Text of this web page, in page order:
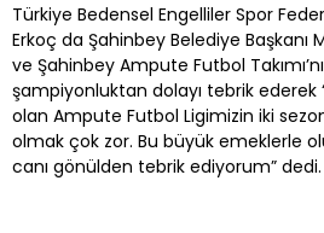
Türkiye Bedensel Engelliler Spor
Erkoç da Şahinbey Belediye Başkanı
ve Şahinbey Ampute Futbol
şampiyonluktan dolayı tebrik ederek
olan Ampute Futbol Ligimizin iki
olmak çok zor. Bu büyük emeklerle
canı gönülden tebrik ediyorum” dedi.